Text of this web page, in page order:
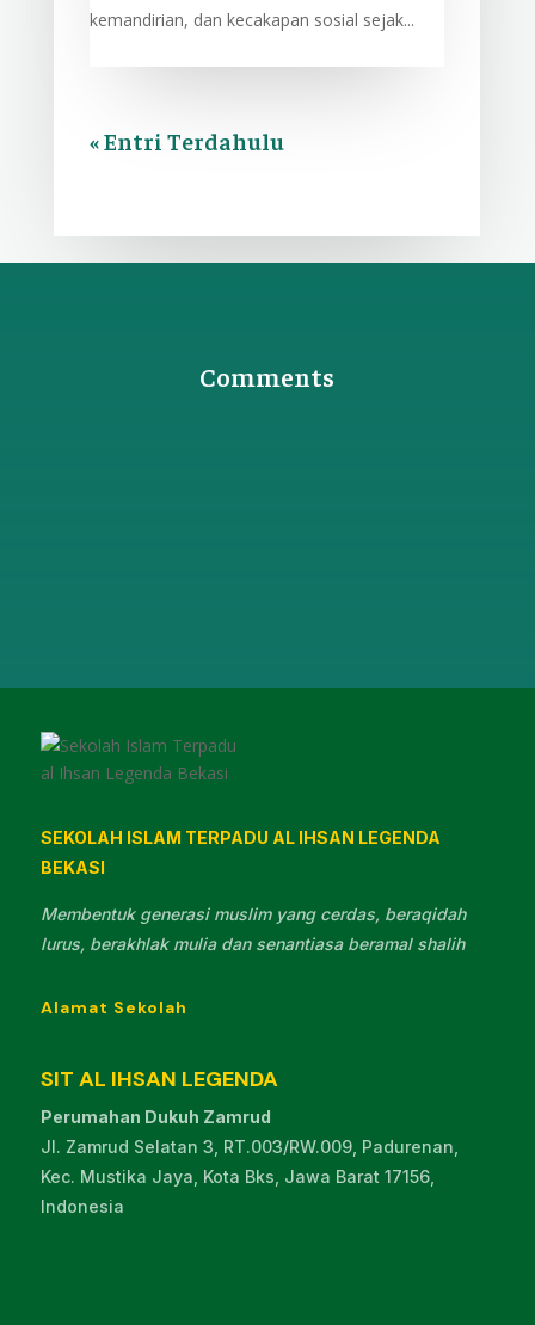
kemandirian, dan kecakapan sosial sejak...
« Entri Terdahulu
Comments
SEKOLAH ISLAM TERPADU AL IHSAN LEGENDA
BEKASI
Membentuk generasi muslim yang cerdas, beraqidah
lurus, berakhlak mulia dan senantiasa beramal shalih
Alamat Sekolah
SIT AL IHSAN LEGENDA
Perumahan Dukuh Zamrud
Jl. Zamrud Selatan 3, RT.003/RW.009, Padurenan,
Kec. Mustika Jaya, Kota Bks, Jawa Barat 17156,
Indonesia